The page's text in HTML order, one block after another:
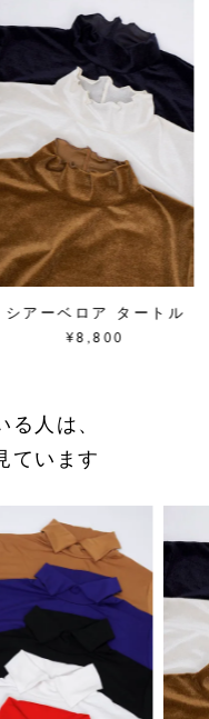
閉じる
シアーベロア タートル
¥8,800
る人は、
ています